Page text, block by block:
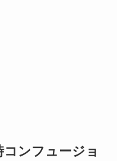
ンフュージョ